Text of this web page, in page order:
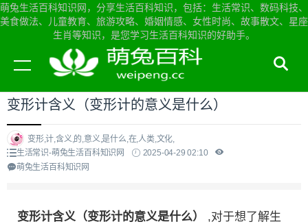
萌兔生活百科知识网，分享生活百科知识，包括：生活常识、数码科技、
美食做法、儿童教育、旅游攻略、婚姻情感、女性时尚、故事散文、星座
生肖等知识，是您学习生活百科知识的好助手。
当前位置： 萌兔生活百科知识网首页>生活常识
变形计含义（变形计的意义是什么）
变形,计,含义,的,意义,是什么,在,人类,文化,
生活常识-萌兔生活百科知识网
2025-04-29 02:10
萌兔生活百科知识网
变形计含义（变形计的意义是什么） ,对于想了解生